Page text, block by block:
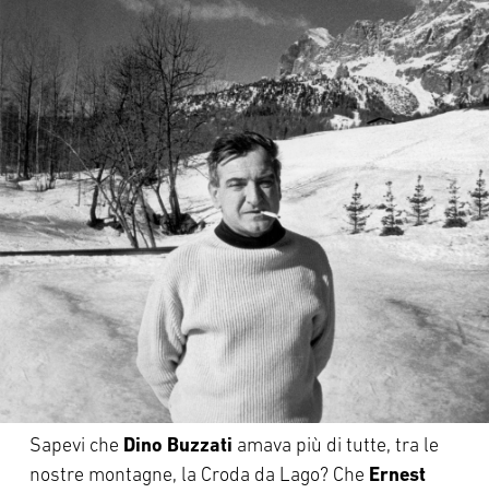
Sapevi che Dino Buzzati amava più di tutte, tra le
nostre montagne, la Croda da Lago? Che Ernest